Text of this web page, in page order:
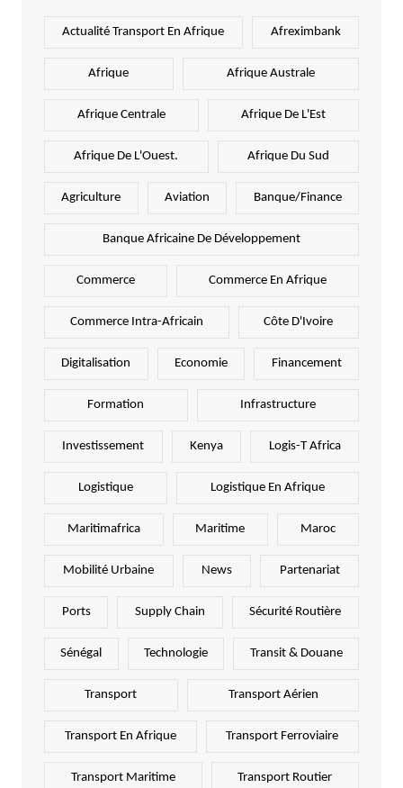
Actualité Transport En Afrique Afreximbank
Afrique Afrique Australe
Afrique Centrale Afrique De L'Est
Afrique De L'Ouest. Afrique Du Sud
Agriculture Aviation Banque/Finance
Banque Africaine De Développement
Commerce Commerce En Afrique
Commerce Intra-Africain Côte D'Ivoire
Digitalisation Economie Financement
Formation Infrastructure
Investissement Kenya Logis-T Africa
Logistique Logistique En Afrique
Maritimafrica Maritime Maroc
Mobilité Urbaine News Partenariat
Ports Supply Chain Sécurité Routière
Sénégal Technologie Transit & Douane
Transport Transport Aérien
Transport En Afrique Transport Ferroviaire
Transport Maritime Transport Routier